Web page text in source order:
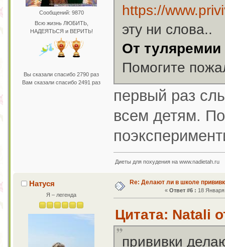
Сообщений: 9870
Всю жизнь ЛЮБИТЬ,
НАДЕЯТЬСЯ и ВЕРИТЬ!
Вы сказали спасибо 2790 раз
Вам сказали спасибо 2491 раз
https://
эту ни слова..
От туляремии
Помогите
первый раз
всем детям.
Диеты для похудения на www.nadietah.ru
Натуся
Я – легенда
Re: Делают ли в школе
« Ответ #6 : 18
Цитата: Natali
прививки